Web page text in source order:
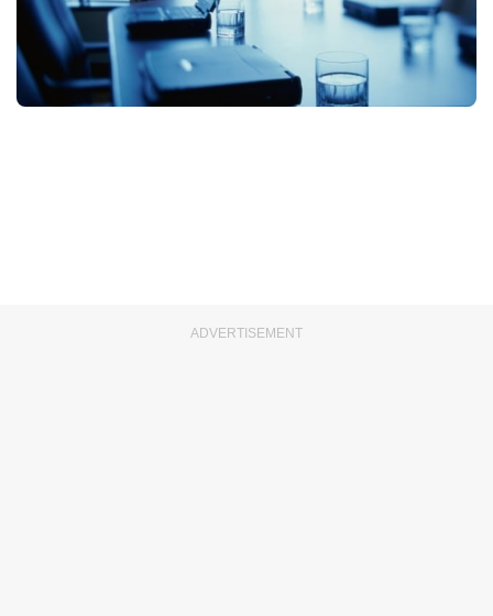
ADVERTISEMENT